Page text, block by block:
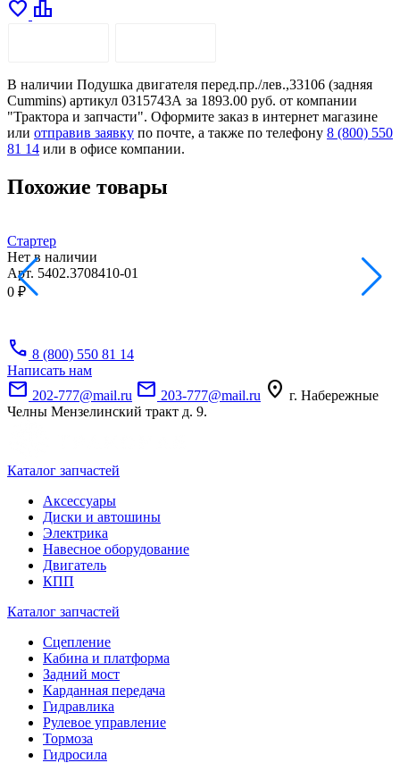
favorite leaderboard
В наличии Подушка двигателя перед.пр./лев.,33106 (задняя
Cummins) артикул 0315743А за 1893.00 руб. от компании
"Трактора и запчасти". Оформите заказ в интернет магазине
или отправив заявку по почте, а также по телефону 8 (800) 550
81 14 или в офисе компании.
Похожие товары
Стартер
Нет в наличии
Арт. 5402.3708410-01
0 ₽
call 8 (800) 550 81 14
Написать нам
mail 202-777@mail.ru mail 203-777@mail.ru location_on г. Набережные
Челны Мензелинский тракт д. 9.
Каталог запчастей
Аксессуары
Диски и автошины
Электрика
Навесное оборудование
Двигатель
КПП
Каталог запчастей
Сцепление
Кабина и платформа
Задний мост
Карданная передача
Гидравлика
Рулевое управление
Тормоза
Гидросила